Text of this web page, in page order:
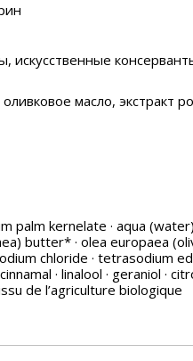
искусственные
масло, экстракт
palm kernelate · aqua
butter* · olea europaea
chloride · tetrasodium
· linalool · geraniol ·
de l’agriculture biologique